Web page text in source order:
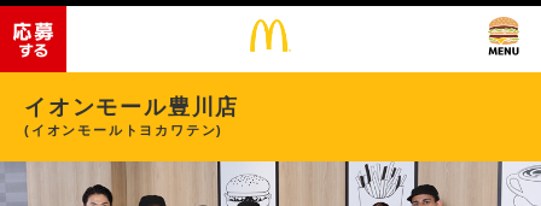
イオンモール豊川店
(イオンモールトヨカワテン)